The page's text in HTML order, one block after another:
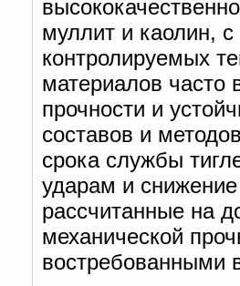
муллит и каолин,
контролируемых
материалов часто
прочности и
составов и
срока службы
ударам и
рассчитанные на
механической
востребованными